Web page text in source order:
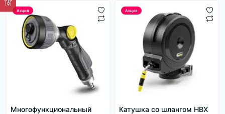
Акция
Многофункциональный
Акция
Катушка со шлангом HBX